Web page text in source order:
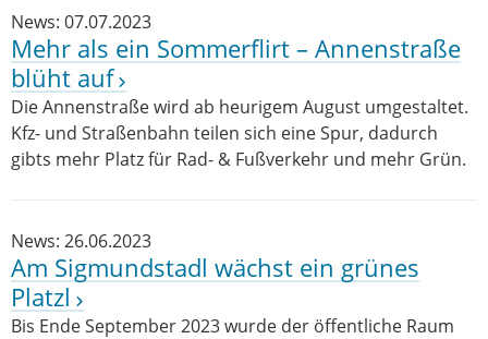
News: 07.07.2023
Mehr als ein Sommerflirt – Annenstraße
blüht auf
Die Annenstraße wird ab heurigem August umgestaltet.
Kfz- und Straßenbahn teilen sich eine Spur, dadurch
gibts mehr Platz für Rad- & Fußverkehr und mehr Grün.
News: 26.06.2023
Am Sigmundstadl wächst ein grünes
Platzl
Bis Ende September 2023 wurde der öffentliche Raum